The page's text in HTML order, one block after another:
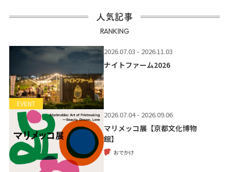
人気記事
RANKING
EVENT
2026.07.03 - 2026.11.03
ナイトファーム2026
2026.07.04 - 2026.09.06
マリメッコ展【京都文化博物
館】
おでかけ